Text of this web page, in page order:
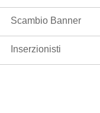
Scambio Banner
Inserzionisti